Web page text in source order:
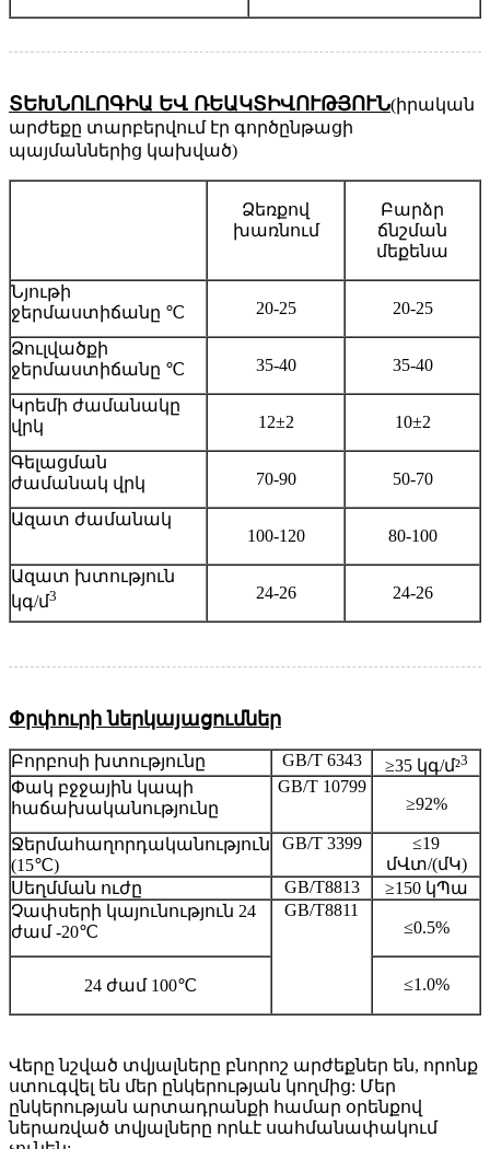
ՏԵԽՆՈԼՈԳԻԱ ԵՎ ՌԵԱԿՏԻՎՈՒԹՅՈՒՆ(իրական
արժեքը տարբերվում էր գործընթացի
պայմաններից կախված)
Ձեռքով
խառնում
Բարձր
ճնշման
մեքենա
Նյութի
ջերմաստիճանը ℃
20-25 20-25
Ձուլվածքի
ջերմաստիճանը ℃
35-40 35-40
Կրեմի ժամանակը
վրկ
12±2 10±2
Գելացման
ժամանակ վրկ
70-90 50-70
Ազատ ժամանակ
100-120
80-100
Ազատ խտություն
կգ/մ3 24-26 24-26
Փրփուրի ներկայացումներ
Բորբոսի խտությունը GB/T 6343 ≥35 կգ/մ²3
Փակ բջջային կապի
հաճախականությունը
GB/T 10799
≥92%
Ջերմահաղորդականություն
(15℃)
GB/T 3399
≤19
մՎտ/(մԿ)
Սեղմման ուժը
GB/T8813
≥150 կՊա
Չափսերի կայունություն 24
ժամ -20℃
GB/T8811
≤0.5%
24 ժամ 100℃ ≤1.0%
Վերը նշված տվյալները բնորոշ արժեքներ են, որոնք
ստուգվել են մեր ընկերության կողմից: Մեր
ընկերության արտադրանքի համար օրենքով
ներառված տվյալները որևէ սահմանափակում